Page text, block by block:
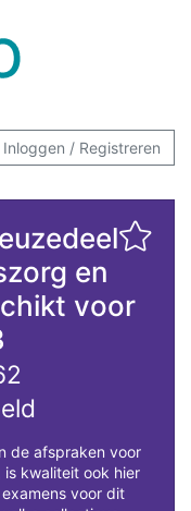
Inloggen / Registreren
en
voor
de afspraken voor
is kwaliteit ook hier
voor dit